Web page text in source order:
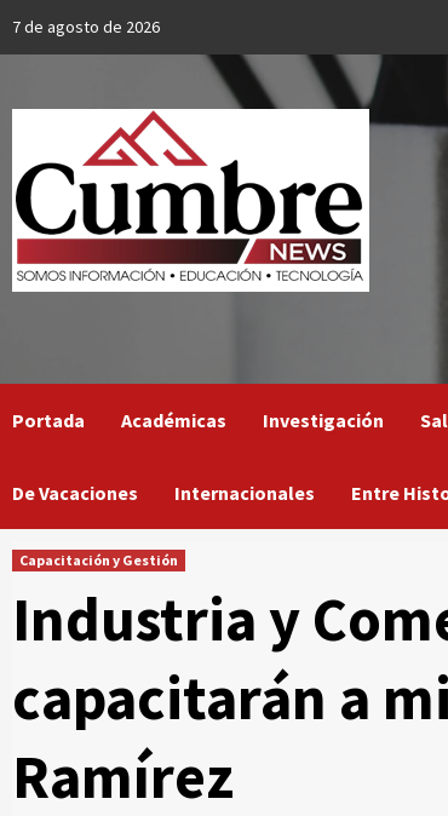
7 de agosto de 2026
Portada Académicas Investigación
De Vacaciones Internacionales Entre
Capacitación y Gestión
Industria y
capacitarán a
Ramírez